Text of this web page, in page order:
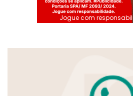
Jogue com